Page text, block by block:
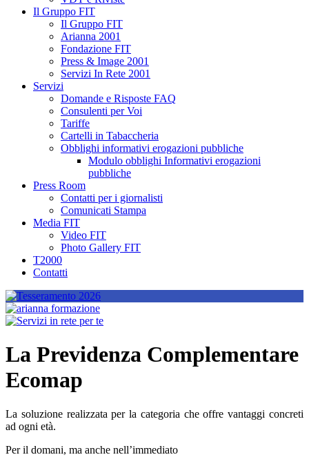
Il Gruppo FIT
Il Gruppo FIT
Arianna 2001
Fondazione FIT
Press & Image 2001
Servizi In Rete 2001
Servizi
Domande e Risposte FAQ
Consulenti per Voi
Tariffe
Cartelli in Tabaccheria
Obblighi informativi erogazioni pubbliche
Modulo obblighi Informativi erogazioni
pubbliche
Press Room
Contatti per i giornalisti
Comunicati Stampa
Media FIT
Video FIT
Photo Gallery FIT
T2000
Contatti
La Previdenza Complementare
Ecomap
La soluzione realizzata per la categoria che offre vantaggi concreti
ad ogni età.
Per il domani, ma anche nell’immediato